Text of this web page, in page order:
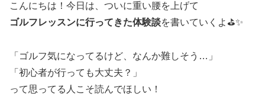
こんにちは！今日は、ついに重い腰を上げて
ゴルフレッスンに行ってきた体験談を書いていくよ⛳✨
「ゴルフ気になってるけど、なんか難しそう…」
「初心者が行っても大丈夫？」
って思ってる人こそ読んでほしい！